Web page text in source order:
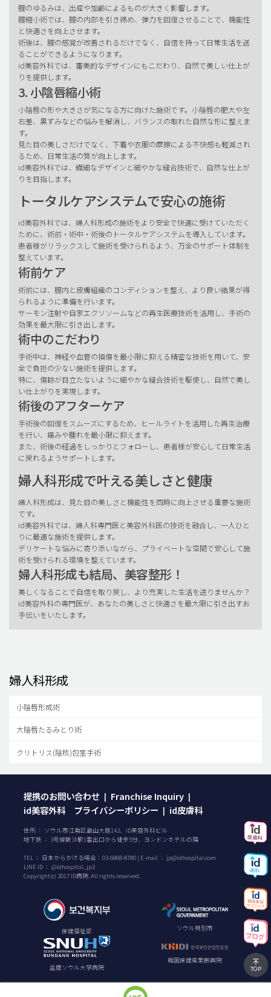
膣のゆるみは、出産や加齢によるものが大きく影響します。
膣縮小術では、膣の内部を引き締め、弾力を回復させることで、機能性
と快適さを向上させます。
術後は、膣の感覚が改善されるだけでなく、自信を持って日常生活を送
ることができるようになります。
id美容外科では、審美的なデザインにもこだわり、自然で美しい仕上が
りを提供します。
3. 小陰唇縮小術
小陰唇の形や大きさが気になる方に向けた施術です。小陰唇の肥大や左
右差、黒ずみなどの悩みを解消し、バランスの取れた自然な形に整えま
す。
見た目の美しさだけでなく、下着や衣服の摩擦による不快感も軽減され
るため、日常生活の質が向上します。
id美容外科では、繊細なデザインと細やかな縫合技術で、自然な仕上が
りを目指します。
トータルケアシステムで安心の施術
id美容外科では、婦人科形成の施術をより安全で快適に受けていただく
ために、術前・術中・術後のトータルケアシステムを導入しています。
患者様がリラックスして施術を受けられるよう、万全のサポート体制を
整えています。
術前ケア
術前には、膣内と皮膚組織のコンディションを整え、より良い結果が得
られるように準備を行います。
サーモン注射や自家エクソソームなどの再生医療技術を活用し、手術の
効果を最大限に引き出します。
術中のこだわり
手術中は、神経や血管の損傷を最小限に抑える精密な技術を用いて、安
全で負担の少ない施術を提供します。
特に、傷跡が目立たないように細やかな縫合技術を駆使し、自然で美し
い仕上がりを実現します。
術後のアフターケア
手術後の回復をスムーズにするため、ヒールライトを活用した再生治療
を行い、痛みや腫れを最小限に抑えます。
また、術後の経過をしっかりとフォローし、患者様が安心して日常生活
に戻れるようサポートします。
婦人科形成で叶える美しさと健康
婦人科形成は、見た目の美しさと機能性を同時に向上させる重要な施術
です。
id美容外科では、婦人科専門医と美容外科医の技術を融合し、一人ひと
りに最適な施術を提供します。
デリケートな悩みに寄り添いながら、プライベートな空間で安心して施
術を受けられる環境を整えています。
婦人科形成も結局、美容整形！
美しくなることで自信を取り戻し、より充実した生活を送りませんか？
id美容外科の専門医が、あなたの美しさと快適さを最大限に引き出すお
手伝いをいたします。
婦人科形成
小陰唇形成術
大陰唇たるみとり術
クリトリス(陰核)包茎手術
提携のお問い合わせ | Franchise Inquiry |
id美容外科 プライバシーポリシー | id皮膚科
住所 ： ソウル市江南区島山大路142、ID美容外科ビル
地下鉄 ： 3号線新沙駅1番出口から徒歩5分、ヨンドンホテルの隣
TEL ： 日本からかける場合： 03-6868-8780 | E-mail ： jp@idhospital.com
LINE ID ： @idhospital_jp2
Copyright(c) 2017 ID病院. All rights reserved.
保健福祉部 ソウル特別市
盆唐ソウル大学病院
韓国保健産業振興院
TOP